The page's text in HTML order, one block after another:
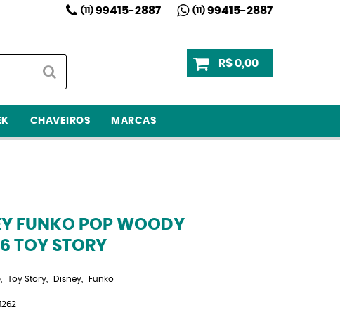
(11)99415-2887 (11)99415-2887
R$ 0,00
CHAVEIROS MARCAS
FUNKO POP WOODY
TOY STORY
Toy Story Disney
Funko